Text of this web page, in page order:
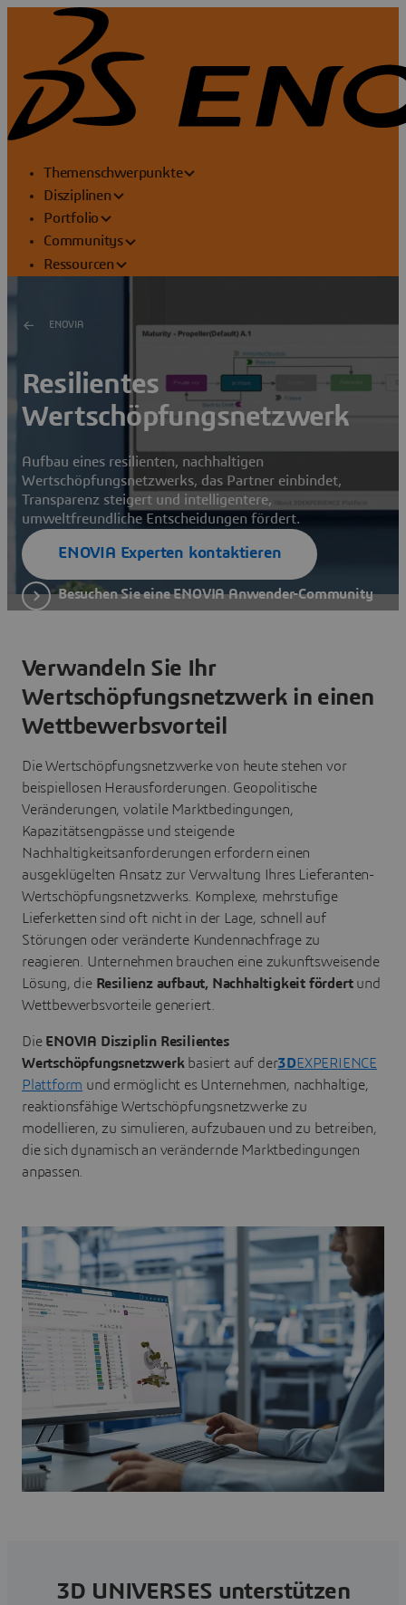
Themenschwerpunkte
Disziplinen
Portfolio
Communitys
Ressourcen
ENOVIA
Resilientes
Wertschöpfungsnetzwerk
Aufbau eines resilienten, nachhaltigen
Wertschöpfungsnetzwerks, das Partner einbindet,
Transparenz steigert und intelligentere,
umweltfreundliche Entscheidungen fördert.
ENOVIA Experten kontaktieren
Besuchen Sie eine ENOVIA Anwender-Community
Verwandeln Sie Ihr
Wertschöpfungsnetzwerk in einen
Wettbewerbsvorteil
Die Wertschöpfungsnetzwerke von heute stehen vor
beispiellosen Herausforderungen. Geopolitische
Veränderungen, volatile Marktbedingungen,
Kapazitätsengpässe und steigende
Nachhaltigkeitsanforderungen erfordern einen
ausgeklügelten Ansatz zur Verwaltung Ihres Lieferanten-
Wertschöpfungsnetzwerks. Komplexe, mehrstufige
Lieferketten sind oft nicht in der Lage, schnell auf
Störungen oder veränderte Kundennachfrage zu
reagieren. Unternehmen brauchen eine zukunftsweisende
Lösung, die Resilienz aufbaut, Nachhaltigkeit fördertund
Wettbewerbsvorteile generiert.
Die ENOVIA Disziplin Resilientes
Wertschöpfungsnetzwerk basiert auf der3DEXPERIENCE
Plattform und ermöglicht es Unternehmen, nachhaltige,
reaktionsfähige Wertschöpfungsnetzwerke zu
modellieren, zu simulieren, aufzubauen und zu betreiben,
die sich dynamisch an verändernde Marktbedingungen
anpassen.
3D UNIVERSES unterstützen